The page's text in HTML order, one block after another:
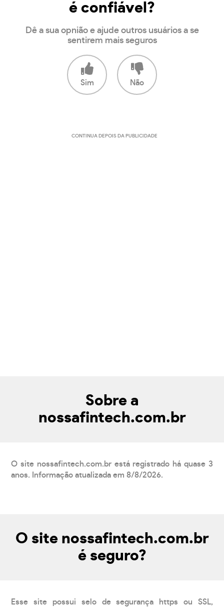
é confiável?
Dê a sua opnião e ajude outros usuários a se
sentirem mais seguros
Sim Não
CONTINUA DEPOIS DA PUBLICIDADE
Sobre a
nossafintech.com.br
O site nossafintech.com.br está registrado há quase 3
anos. Informação atualizada em 8/8/2026.
O site nossafintech.com.br
é seguro?
Esse site possui selo de segurança https ou SSL,